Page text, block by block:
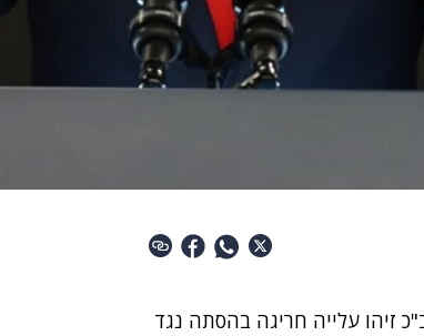
באוגוסט 1995, כשבשב"כ זיהו עלייה חריגה בהסתה נגד